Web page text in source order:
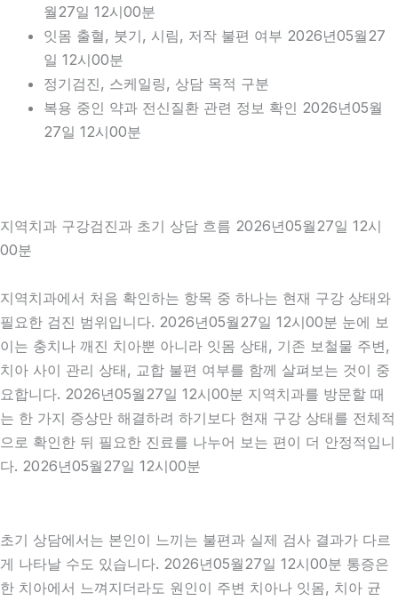
월27일 12시00분
잇몸 출혈, 붓기, 시림, 저작 불편 여부 2026년05월27
일 12시00분
정기검진, 스케일링, 상담 목적 구분
복용 중인 약과 전신질환 관련 정보 확인 2026년05월
27일 12시00분
지역치과 구강검진과 초기 상담 흐름 2026년05월27일 12시
00분
지역치과에서 처음 확인하는 항목 중 하나는 현재 구강 상태와
필요한 검진 범위입니다. 2026년05월27일 12시00분 눈에 보
이는 충치나 깨진 치아뿐 아니라 잇몸 상태, 기존 보철물 주변,
치아 사이 관리 상태, 교합 불편 여부를 함께 살펴보는 것이 중
요합니다. 2026년05월27일 12시00분 지역치과를 방문할 때
는 한 가지 증상만 해결하려 하기보다 현재 구강 상태를 전체적
으로 확인한 뒤 필요한 진료를 나누어 보는 편이 더 안정적입니
다. 2026년05월27일 12시00분
초기 상담에서는 본인이 느끼는 불편과 실제 검사 결과가 다르
게 나타날 수도 있습니다. 2026년05월27일 12시00분 통증은
한 치아에서 느껴지더라도 원인이 주변 치아나 잇몸, 치아 균